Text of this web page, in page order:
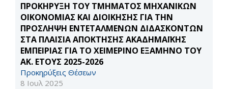
ΠΡΟΚΗΡΥΞΗ ΤΟΥ ΤΜΗΜΑΤΟΣ ΜΗΧΑΝΙΚΩΝ
ΟΙΚΟΝΟΜΙΑΣ ΚΑΙ ΔΙΟΙΚΗΣΗΣ ΓΙΑ ΤΗΝ
ΠΡΟΣΛΗΨΗ ΕΝΤΕΤΑΛΜΕΝΩΝ ΔΙΔΑΣΚΟΝΤΩΝ
ΣΤΑ ΠΛΑΙΣΙΑ ΑΠΟΚΤΗΣΗΣ ΑΚΑΔΗΜΑΪΚΗΣ
ΕΜΠΕΙΡΙΑΣ ΓΙΑ ΤΟ ΧΕΙΜΕΡΙΝΟ ΕΞΑΜΗΝΟ ΤΟΥ
ΑΚ. ΕΤΟΥΣ 2025-2026
Προκηρύξεις Θέσεων
8 Ιουλ 2025